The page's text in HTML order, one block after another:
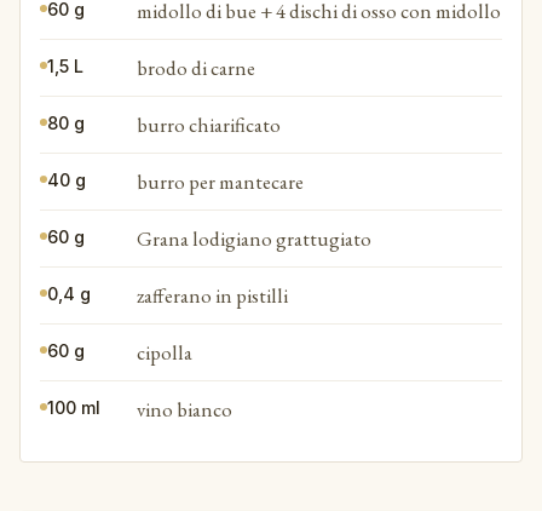
60 g midollo di bue + 4 dischi di osso con midollo
1,5 L brodo di carne
80 g burro chiarificato
40 g burro per mantecare
60 g Grana lodigiano grattugiato
0,4 g zafferano in pistilli
60 g cipolla
100 ml vino bianco